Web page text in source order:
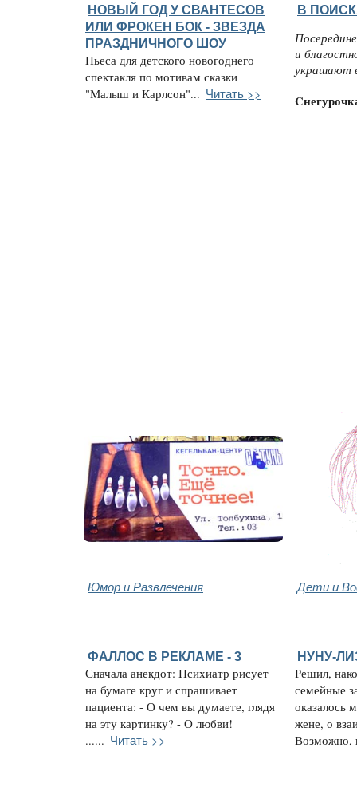
НОВЫЙ ГОД У СВАНТЕСОВ
ИЛИ ФРОКЕН БОК - ЗВЕЗДА
ПРАЗДНИЧНОГО ШОУ
Пьеса для детского новогоднего
спектакля по мотивам сказки
"Малыш и Карлсон"... Читать >>
В
и
украшают
Юмор и Развлечения Дети и
ФАЛЛОС В РЕКЛАМЕ - 3
Сначала анекдот: Психиатр рисует
на бумаге круг и спрашивает
пациента: - О чем вы думаете, глядя
на эту картинку? - О любви!
...... Читать >>
НУНУ-
Решил,
семейные
оказалось
жене, о
Возможно,